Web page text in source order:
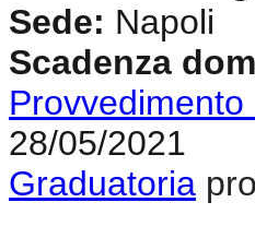
Sede: Napoli
Scadenza
28/05/2021
Graduatoria